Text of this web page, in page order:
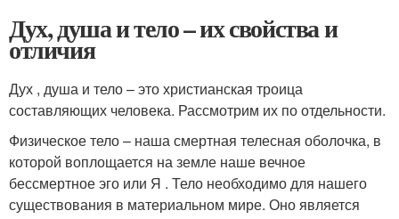
Дух, душа и тело – их свойства и
отличия
Дух , душа и тело – это христианская троица
составляющих человека. Рассмотрим их по отдельности.
Физическое тело – наша смертная телесная оболочка, в
которой воплощается на земле наше вечное
бессмертное эго или Я . Тело необходимо для нашего
существования в материальном мире. Оно является